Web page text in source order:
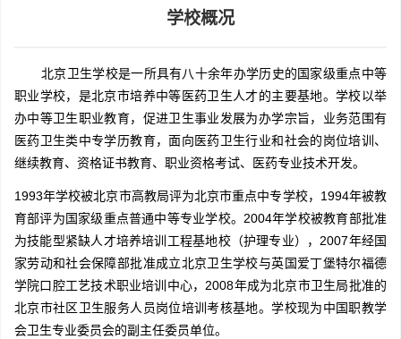
学校概况
北京卫生学校是一所具有八十余年办学历史的国家级重点中等
职业学校，是北京市培养中等医药卫生人才的主要基地。学校以举
办中等卫生职业教育，促进卫生事业发展为办学宗旨，业务范围有
医药卫生类中专学历教育，面向医药卫生行业和社会的岗位培训、
继续教育、资格证书教育、职业资格考试、医药专业技术开发。
1993年学校被北京市高教局评为北京市重点中专学校，1994年被教
育部评为国家级重点普通中等专业学校。2004年学校被教育部批准
为技能型紧缺人才培养培训工程基地校（护理专业），2007年经国
家劳动和社会保障部批准成立北京卫生学校与英国爱丁堡特尔福德
学院口腔工艺技术职业培训中心，2008年成为北京市卫生局批准的
北京市社区卫生服务人员岗位培训考核基地。学校现为中国职教学
会卫生专业委员会的副主任委员单位。